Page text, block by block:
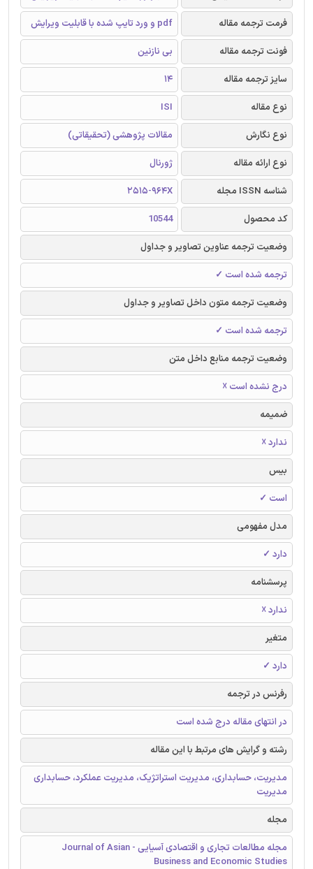
فرمت ترجمه مقاله
pdf و ورد تایپ شده با قابلیت ویرایش
فونت ترجمه مقاله
بی نازنین
سایز ترجمه مقاله
14
نوع مقاله
ISI
نوع نگارش
مقالات پژوهشی (تحقیقاتی)
نوع ارائه مقاله
ژورنال
شناسه ISSN مجله
2515-964X
کد محصول
10544
وضعیت ترجمه عناوین تصاویر و جداول
ترجمه شده است ✓
وضعیت ترجمه متون داخل تصاویر و جداول
ترجمه شده است ✓
وضعیت ترجمه منابع داخل متن
درج نشده است ☓
ضمیمه
ندارد ☓
بیس
است ✓
مدل مفهومی
دارد ✓
پرسشنامه
ندارد ☓
متغیر
دارد ✓
رفرنس در ترجمه
در انتهای مقاله درج شده است
رشته و گرایش های مرتبط با این مقاله
مدیریت، حسابداری، مدیریت استراتژیک، مدیریت عملکرد، حسابداری
مدیریت
مجله
مجله مطالعات تجاری و اقتصادی آسیایی - Journal of Asian
Business and Economic Studies